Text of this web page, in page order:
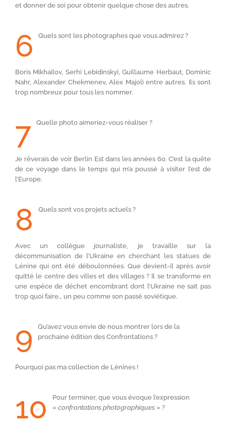
et donner de soi pour obtenir quelque chose des autres.
6 Quels sont les photographes que vous admirez ?
Boris Mikhailov, Serhi Lebidinskyi, Guillaume Herbaut, Dominic
Nahr, Alexander Chekmenev, Alex Majoli entre autres. Ils sont
trop nombreux pour tous les nommer.
7 Quelle photo aimeriez-vous réaliser ?
Je rêverais de voir Berlin Est dans les années 60. C’est la quête
de ce voyage dans le temps qui m’a poussé à visiter l’est de
l’Europe.
8 Quels sont vos projets actuels ?
Avec un collègue journaliste, je travaille sur la
décommunisation de l’Ukraine en cherchant les statues de
Lénine qui ont été déboulonnées. Que devient-il après avoir
quitté le centre des villes et des villages ? Il se transforme en
une espèce de déchet encombrant dont l’Ukraine ne sait pas
trop quoi faire… un peu comme son passé soviétique.
9
Qu’avez vous envie de nous montrer lors de la
prochaine édition des Confrontations ?
Pourquoi pas ma collection de Lénines !
10
Pour terminer, que vous évoque l’expression
« confrontations photographiques » ?